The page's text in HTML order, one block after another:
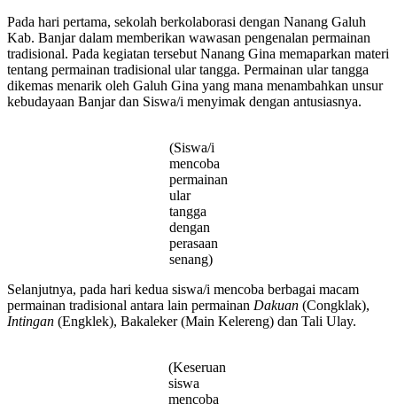
Pada hari pertama, sekolah berkolaborasi dengan Nanang Galuh
Kab. Banjar dalam memberikan wawasan pengenalan permainan
tradisional. Pada kegiatan tersebut Nanang Gina memaparkan materi
tentang permainan tradisional ular tangga. Permainan ular tangga
dikemas menarik oleh Galuh Gina yang mana menambahkan unsur
kebudayaan Banjar dan Siswa/i menyimak dengan antusiasnya.
(Siswa/i
mencoba
permainan
ular
tangga
dengan
perasaan
senang)
Selanjutnya, pada hari kedua siswa/i mencoba berbagai macam
permainan tradisional antara lain permainan Dakuan (Congklak),
Intingan (Engklek), Bakaleker (Main Kelereng) dan Tali Ulay.
(Keseruan
siswa
mencoba